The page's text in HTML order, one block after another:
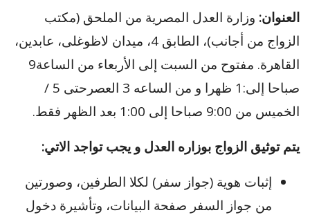
العنوان: وزارة العدل المصرية من الملحق (مكتب
الزواج من أجانب)، الطابق 4، ميدان لاظوغلى، عابدين،
القاهرة. مفتوح من السبت إلى الأربعاء من الساعة9
صباحا إلى:1 ظهرا و من الساعه 3 العصرحتى 5 /
الخميس من 9:00 صباحا إلى 1:00 بعد الظهر فقط.
يتم توثيق الزواج بوزاره العدل و يجب تواجد الاتي:
إثبات هوية (جواز سفر) لكلا الطرفين، وصورتين
من جواز السفر صفحة البيانات، وتأشيرة دخول